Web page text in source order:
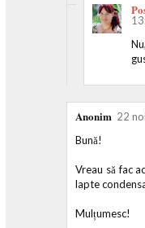
Anonim 22
Bună!
Vreau să fac
lapte
Mulțumesc!